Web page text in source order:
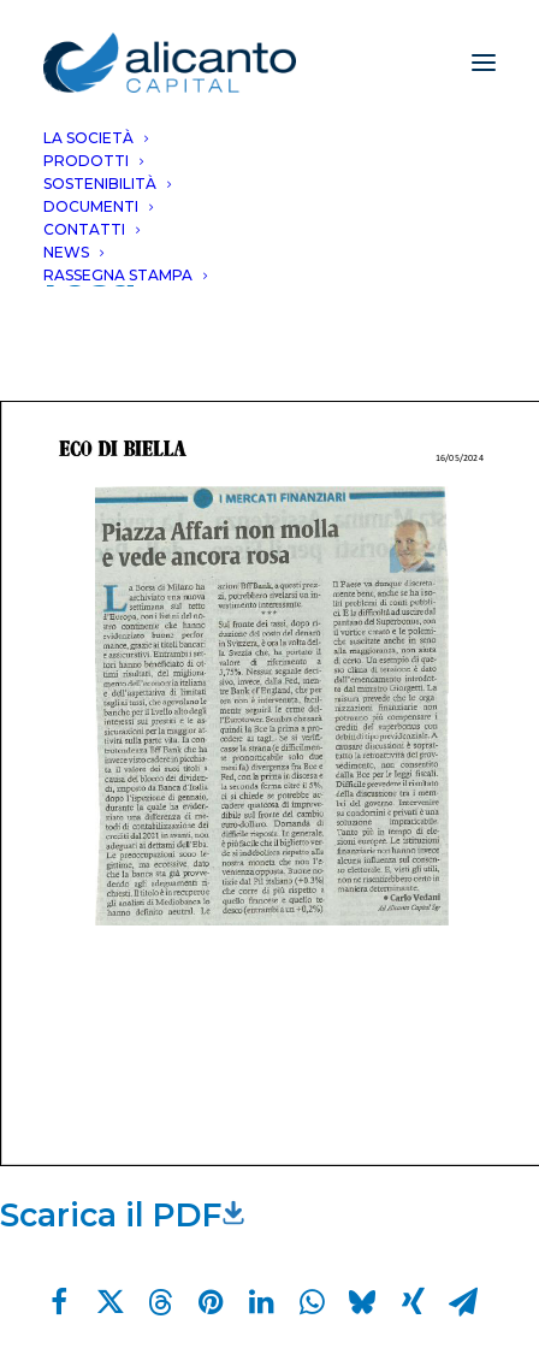
LA SOCIETÀ
PRODOTTI
SOSTENIBILITÀ
DOCUMENTI
CONTATTI
NEWS
RASSEGNA STAMPA
Piazza Affari non
molla e vede ancora
rosa
Scarica il PDF